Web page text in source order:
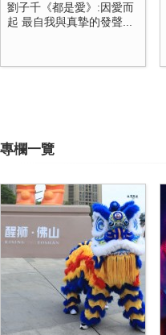
劉子千《都是愛》:因愛而
起 最自我與真摯的發聲...
專欄一覽